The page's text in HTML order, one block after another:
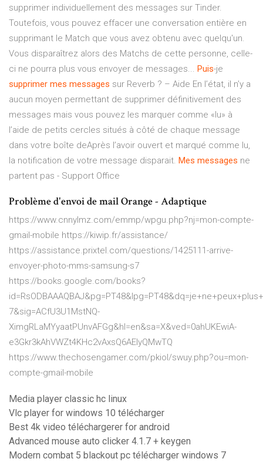
supprimer individuellement des messages sur Tinder.
Toutefois, vous pouvez effacer une conversation entière en
supprimant le Match que vous avez obtenu avec quelqu'un.
Vous disparaîtrez alors des Matchs de cette personne, celle-
ci ne pourra plus vous envoyer de messages... Puis-je
supprimer mes messages sur Reverb ? – Aide En l’état, il n’y a
aucun moyen permettant de supprimer définitivement des
messages mais vous pouvez les marquer comme «lu» à
l’aide de petits cercles situés à côté de chaque message
dans votre boîte deAprès l’avoir ouvert et marqué comme lu,
la notification de votre message disparait. Mes messages ne
partent pas - Support Office
Problème d'envoi de mail Orange - Adaptique
https://www.cnnylmz.com/emmp/wpgu.php?nj=mon-compte-
gmail-mobile https://kiwip.fr/assistance/
https://assistance.prixtel.com/questions/1425111-arrive-
envoyer-photo-mms-samsung-s7
https://books.google.com/books?
7&sig=ACfU3U1MstNQ-
XimgRLaMYyaatPUnvAFGg&hl=en&sa=X&ved=0ahUKEwiA-
e3Gkr3kAhVWZt4KHc2vAxsQ6AEIyQMwTQ
https://www.thechosengamer.com/pkiol/swuy.php?ou=mon-
compte-gmail-mobile
Media player classic hc linux
Vlc player for windows 10 télécharger
Best 4k video téléchargerer for android
Advanced mouse auto clicker 4.1.7 + keygen
Modern combat 5 blackout pc télécharger windows 7